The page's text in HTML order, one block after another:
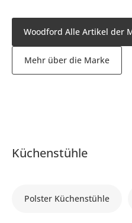
Woodford Alle Artikel der
Mehr über die Marke
Küchenstühle
Polster Küchenstühle